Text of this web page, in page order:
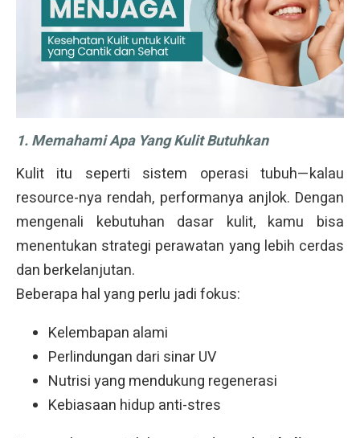
1. Memahami Apa Yang Kulit Butuhkan
Kulit itu seperti sistem operasi tubuh—kalau
resource-nya rendah, performanya anjlok. Dengan
mengenali kebutuhan dasar kulit, kamu bisa
menentukan strategi perawatan yang lebih cerdas
dan berkelanjutan.
Beberapa hal yang perlu jadi fokus:
Kelembapan alami
Perlindungan dari sinar UV
Nutrisi yang mendukung regenerasi
Kebiasaan hidup anti-stres